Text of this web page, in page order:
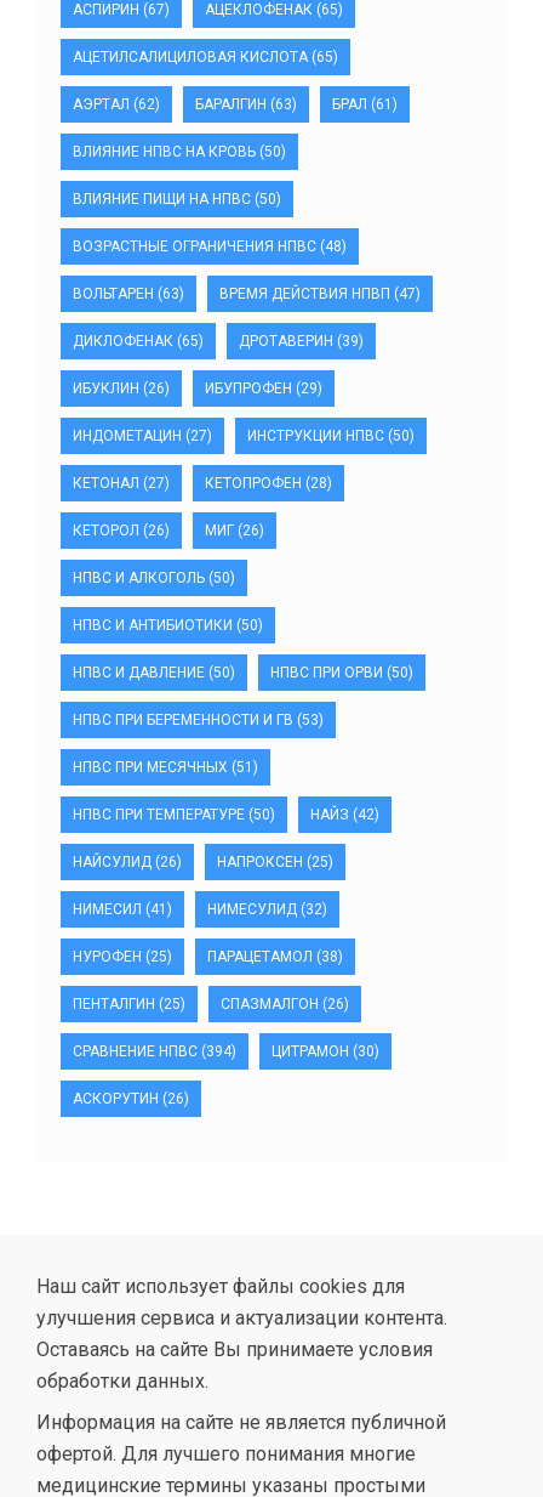
АСПИРИН (67) АЦЕКЛОФЕНАК (65)
АЦЕТИЛСАЛИЦИЛОВАЯ КИСЛОТА(65)
АЭРТАЛ (62) БАРАЛГИН (63) БРАЛ (61)
ВЛИЯНИЕ НПВС НА КРОВЬ (50)
ВЛИЯНИЕ ПИЩИ НА НПВС (50)
ВОЗРАСТНЫЕ ОГРАНИЧЕНИЯ НПВС (48)
ВОЛЬТАРЕН (63) ВРЕМЯ ДЕЙСТВИЯ НПВП (47)
ДИКЛОФЕНАК (65) ДРОТАВЕРИН (39)
ИБУКЛИН (26) ИБУПРОФЕН (29)
ИНДОМЕТАЦИН (27) ИНСТРУКЦИИ НПВС (50)
КЕТОНАЛ (27) КЕТОПРОФЕН (28)
КЕТОРОЛ (26) МИГ (26)
НПВС И АЛКОГОЛЬ (50)
НПВС И АНТИБИОТИКИ (50)
НПВС И ДАВЛЕНИЕ (50) НПВС ПРИ ОРВИ (50)
НПВС ПРИ БЕРЕМЕННОСТИ И ГВ (53)
НПВС ПРИ МЕСЯЧНЫХ (51)
НПВС ПРИ ТЕМПЕРАТУРЕ (50) НАЙЗ (42)
НАЙСУЛИД (26) НАПРОКСЕН (25)
НИМЕСИЛ (41) НИМЕСУЛИД (32)
НУРОФЕН (25) ПАРАЦЕТАМОЛ (38)
ПЕНТАЛГИН (25) СПАЗМАЛГОН (26)
СРАВНЕНИЕ НПВС (394) ЦИТРАМОН (30)
АСКОРУТИН (26)
Наш сайт использует файлы cookies для
улучшения сервиса и актуализации контента.
Оставаясь на сайте Вы принимаете условия
обработки данных.
Информация на сайте не является публичной
офертой. Для лучшего понимания многие
медицинские термины указаны простыми